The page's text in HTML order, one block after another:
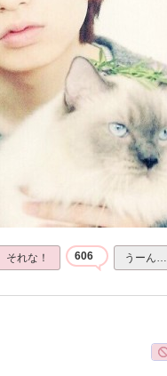
それな！ 606 うーん…